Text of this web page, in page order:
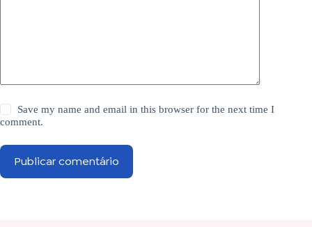
Save my name and email in this browser for the next time I
comment.
Publicar comentário